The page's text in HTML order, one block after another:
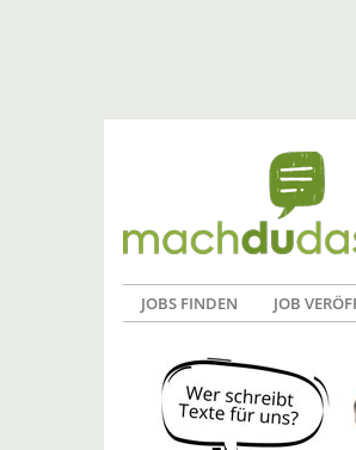
JOBS FINDEN JOB